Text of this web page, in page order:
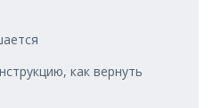
как вернуть